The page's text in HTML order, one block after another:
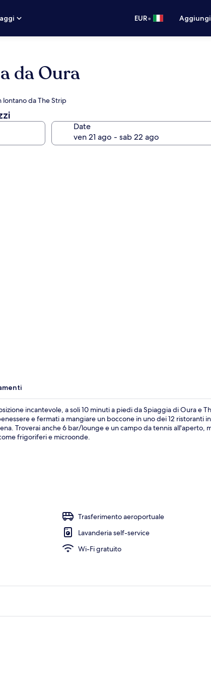
EUR•
da Oura
lontano da The Strip
Date
incantevole, a soli 10 minuti a piedi da Spiaggia di Oura e
e fermati a mangiare un boccone in uno dei 12 ristoranti
Troverai anche 6 bar/lounge e un campo da tennis all'aperto,
frigoriferi e microonde.
Trasferimento aeroportuale
Lavanderia self-service
Wi-Fi gratuito